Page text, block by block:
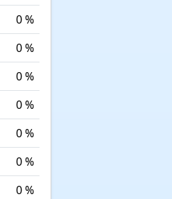
0 %
0 %
0 %
0 %
0 %
0 %
0 %